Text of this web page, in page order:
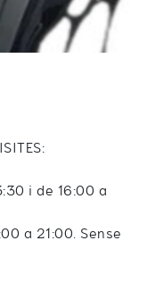
i de 16:00 a
a 21:00. Sense